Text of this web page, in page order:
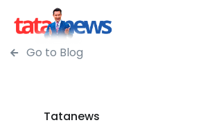
Go to Blog
Tatanews